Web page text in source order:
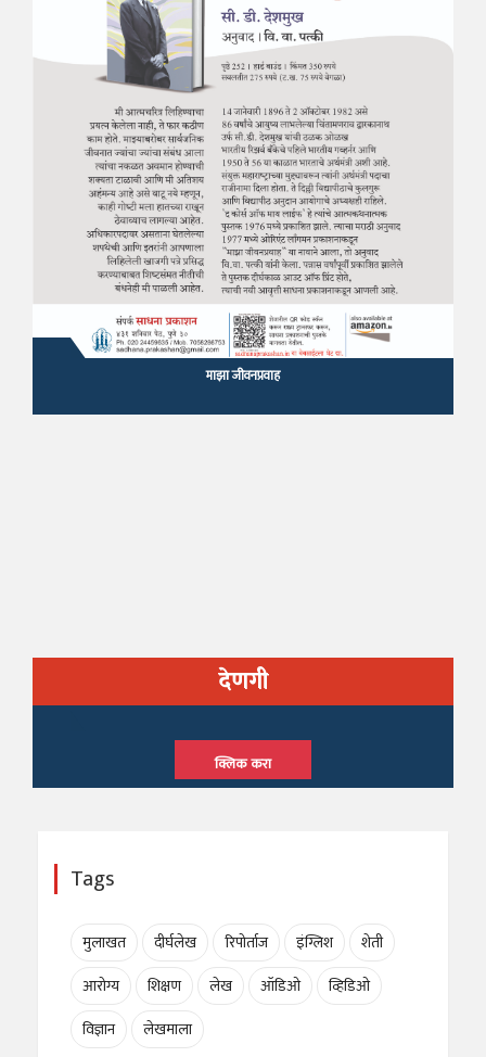
माझा जीवनप्रवाह
देणगी
क्लिक करा
Tags
मुलाखत दीर्घलेख रिपोर्ताज इंग्लिश
शेती
आरोग्य
शिक्षण लेख ऑडिओ
व्हिडिओ
विज्ञान
लेखमाला